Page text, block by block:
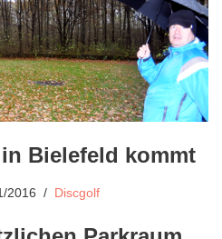
Bielefeld kommt
2016 Discgolf